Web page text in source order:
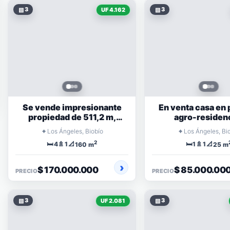
▧3 UF 4.162
Se vende impresionante
propiedad de 511,2 m,
estratégicamente ubicada
⌖ Los Ángeles, Biobío
🛏️4🚿 1📐160 m2
PRECIO$ 170.000.000
▧3
En venta casa en
agro-
extraordinaria de
⌖ Los Ángeles,
🛏️1 🚿 1📐25 m
PRECIO$
▧3 UF 2.081 ▧3